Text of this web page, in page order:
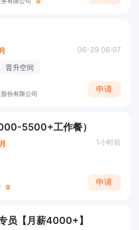
06-29 06:07
晋升空间
份有限公司
申请
5500+工作餐）
1小时前
申请
员【月薪4000+】